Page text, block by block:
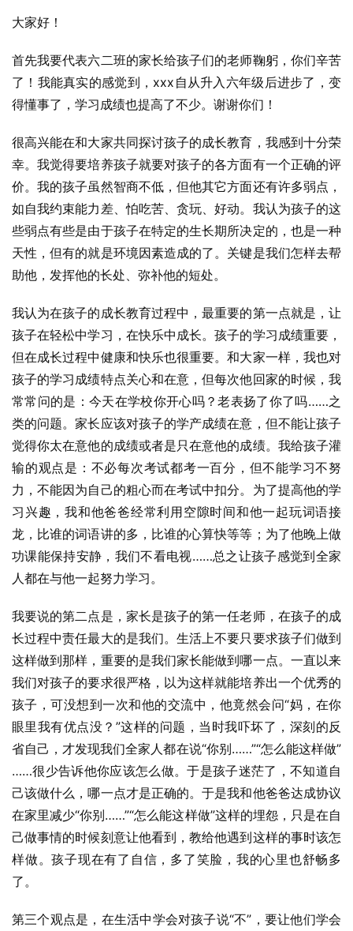
大家好！
首先我要代表六二班的家长给孩子们的老师鞠躬，你们辛苦
了！我能真实的感觉到，xxx自从升入六年级后进步了，变
得懂事了，学习成绩也提高了不少。谢谢你们！
很高兴能在和大家共同探讨孩子的成长教育，我感到十分荣
幸。我觉得要培养孩子就要对孩子的各方面有一个正确的评
价。我的孩子虽然智商不低，但他其它方面还有许多弱点，
如自我约束能力差、怕吃苦、贪玩、好动。我认为孩子的这
些弱点有些是由于孩子在特定的生长期所决定的，也是一种
天性，但有的就是环境因素造成的了。关键是我们怎样去帮
助他，发挥他的长处、弥补他的短处。
我认为在孩子的成长教育过程中，最重要的第一点就是，让
孩子在轻松中学习，在快乐中成长。孩子的学习成绩重要，
但在成长过程中健康和快乐也很重要。和大家一样，我也对
孩子的学习成绩特点关心和在意，但每次他回家的时候，我
常常问的是：今天在学校你开心吗？老表扬了你了吗……之
类的问题。家长应该对孩子的学产成绩在意，但不能让孩子
觉得你太在意他的成绩或者是只在意他的成绩。我给孩子灌
输的观点是：不必每次考试都考一百分，但不能学习不努
力，不能因为自己的粗心而在考试中扣分。为了提高他的学
习兴趣，我和他爸爸经常利用空隙时间和他一起玩词语接
龙，比谁的词语讲的多，比谁的心算快等等；为了他晚上做
功课能保持安静，我们不看电视……总之让孩子感觉到全家
人都在与他一起努力学习。
我要说的第二点是，家长是孩子的第一任老师，在孩子的成
长过程中责任最大的是我们。生活上不要只要求孩子们做到
这样做到那样，重要的是我们家长能做到哪一点。一直以来
我们对孩子的要求很严格，以为这样就能培养出一个优秀的
孩子，可没想到一次和他的交流中，他竟然会问“妈，在你
眼里我有优点没？”这样的问题，当时我吓坏了，深刻的反
省自己，才发现我们全家人都在说“你别……”“怎么能这样做”
……很少告诉他你应该怎么做。于是孩子迷茫了，不知道自
己该做什么，哪一点才是正确的。于是我和他爸爸达成协议
在家里减少“你别……”“怎么能这样做”这样的埋怨，只是在自
己做事情的时候刻意让他看到，教给他遇到这样的事时该怎
样做。孩子现在有了自信，多了笑脸，我的心里也舒畅多
了。
第三个观点是，在生活中学会对孩子说“不”，要让他们学会